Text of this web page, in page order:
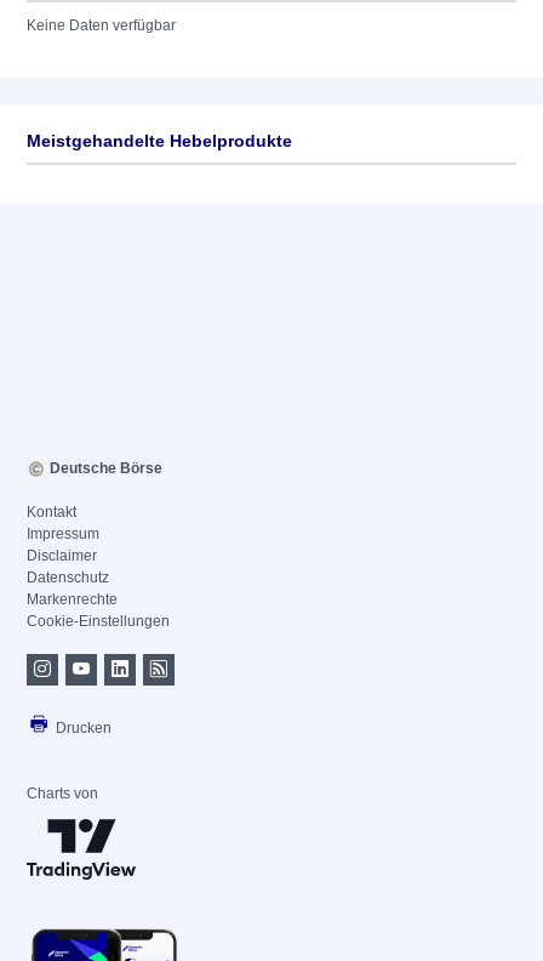
Keine Daten verfügbar
Meistgehandelte Hebelprodukte
Deutsche Börse
Kontakt
Impressum
Disclaimer
Datenschutz
Markenrechte
Cookie-Einstellungen
Drucken
Charts von